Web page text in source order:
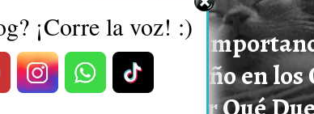
para
La
Sueño en
¡Corre la voz! :)